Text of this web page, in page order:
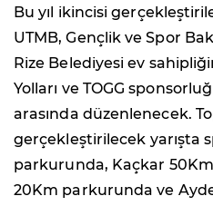
Bu yıl ikincisi
UTMB, Gençlik ve Spor
Rize Belediyesi ev
Yolları ve TOGG
arasında düzenlenecek.
gerçekleştirilecek yarışta
parkurunda, Kaçkar
20Km parkurunda ve